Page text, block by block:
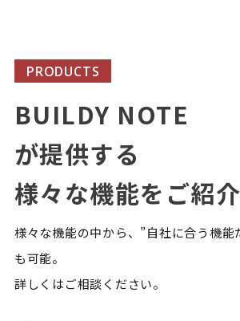
PRODUCTS
BUILDY NOTE
が提供する
様々な機能をご紹介
様々な機能の中から、”自社に合う機能
も可能。
詳しくはご相談ください。